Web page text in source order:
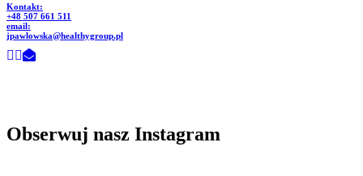
Kontakt:
+48 507 661 511
email:
jpawlowska@healthygroup.pl
Obserwuj nasz Instagram